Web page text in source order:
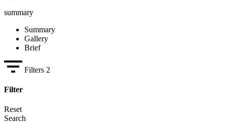
summary
Summary
Gallery
Brief
Filters 2
Filter
Reset
Search